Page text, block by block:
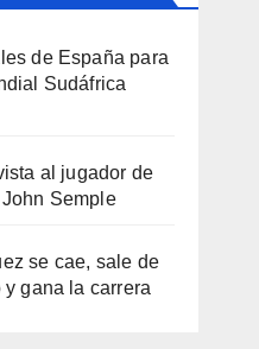
de España para
Sudáfrica
al jugador de
Semple
se cae, sale de
y gana la carrera